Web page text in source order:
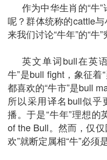
作为中华生肖的“牛
呢？群体统称的cattle
来我们讨论“牛年”的“牛
英文单词bull在英
牛”是bull fight，象征着
都喜欢的“牛市”是bull
所以采用译名bull似
播。于是“牛年”理想的
of the Bull。然而，仅仅
欢”就断定属相“牛”必须